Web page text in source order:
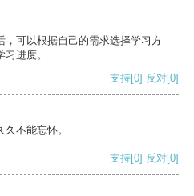
，可以根据自己的需求选择学习方
进度。
支持[0] 反对[0]
不能忘怀。
支持[0] 反对[0]